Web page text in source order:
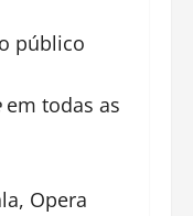
público
em todas as
Opera